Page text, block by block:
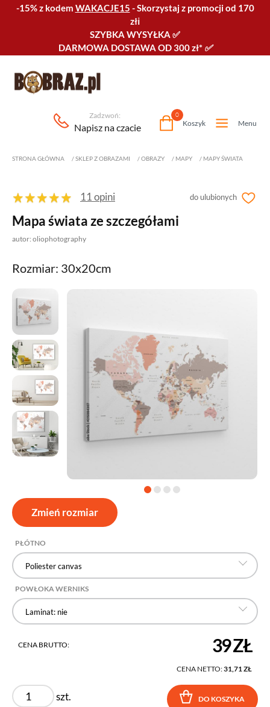
-15% z kodem WAKACJE15 -Skorzystaj z promocji od 170
złℹ️
SZYBKA WYSYŁKA ✅
DARMOWA DOSTAWA OD 300 zł* ✅
Zadzwoń:
Napisz na czacie Koszyk
0
Menu
STRONA GŁÓWNA /SKLEP Z OBRAZAMI /OBRAZY / MAPY / MAPY ŚWIATA
do ulubionych
11 opini
Mapa świata ze szczegółami
autor: oliophotography
Rozmiar: 30x20cm
Zmień rozmiar
PŁÓTNO
Poliester canvas
POWŁOKA WERNIKS
Laminat: nie
CENA BRUTTO: 39 ZŁ
CENA NETTO:31,71 ZŁ
szt. DO KOSZYKA